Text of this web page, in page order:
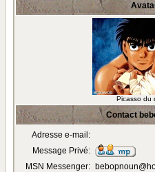
Picasso du
Contact
Adresse e-mail:
Message Privé:
MSN Messenger: